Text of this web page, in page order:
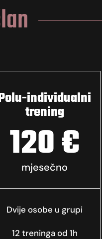
individualni
trening
120 €
mjesečno
Dvije osobe u grupi
12 treninga od 1h